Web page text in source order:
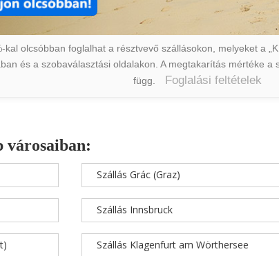
kal olcsóbban foglalhat a résztvevő szállásokon, melyeket a
és a szobaválasztási oldalakon. A megtakarítás mértéke
függ.
Foglalási feltételek
városaiban:
Szállás Grác (Graz)
Szállás Innsbruck
Szállás Klagenfurt am Wörthersee